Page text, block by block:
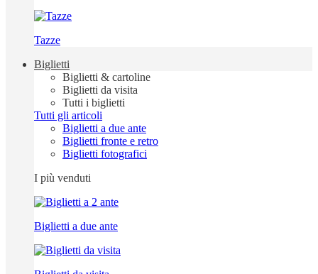
Tazze
Biglietti
Biglietti & cartoline
Biglietti da visita
Tutti i biglietti
Tutti gli articoli
Biglietti a due ante
Biglietti fronte e retro
Biglietti fotografici
I più venduti
Biglietti a due ante